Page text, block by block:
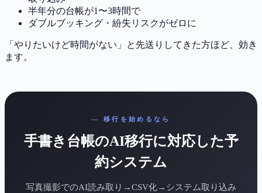
半年分の台帳が1〜3時間で
ダブルブッキング・紛失リスクがゼロに
「やりたいけど時間がない」と先送りしてきた方ほど、効き
ます。
— 移行を始めるなら
手書き台帳のAI移行に対応した予
約システム
写真撮影でのAI読み取り→CSV化→システム取り込み